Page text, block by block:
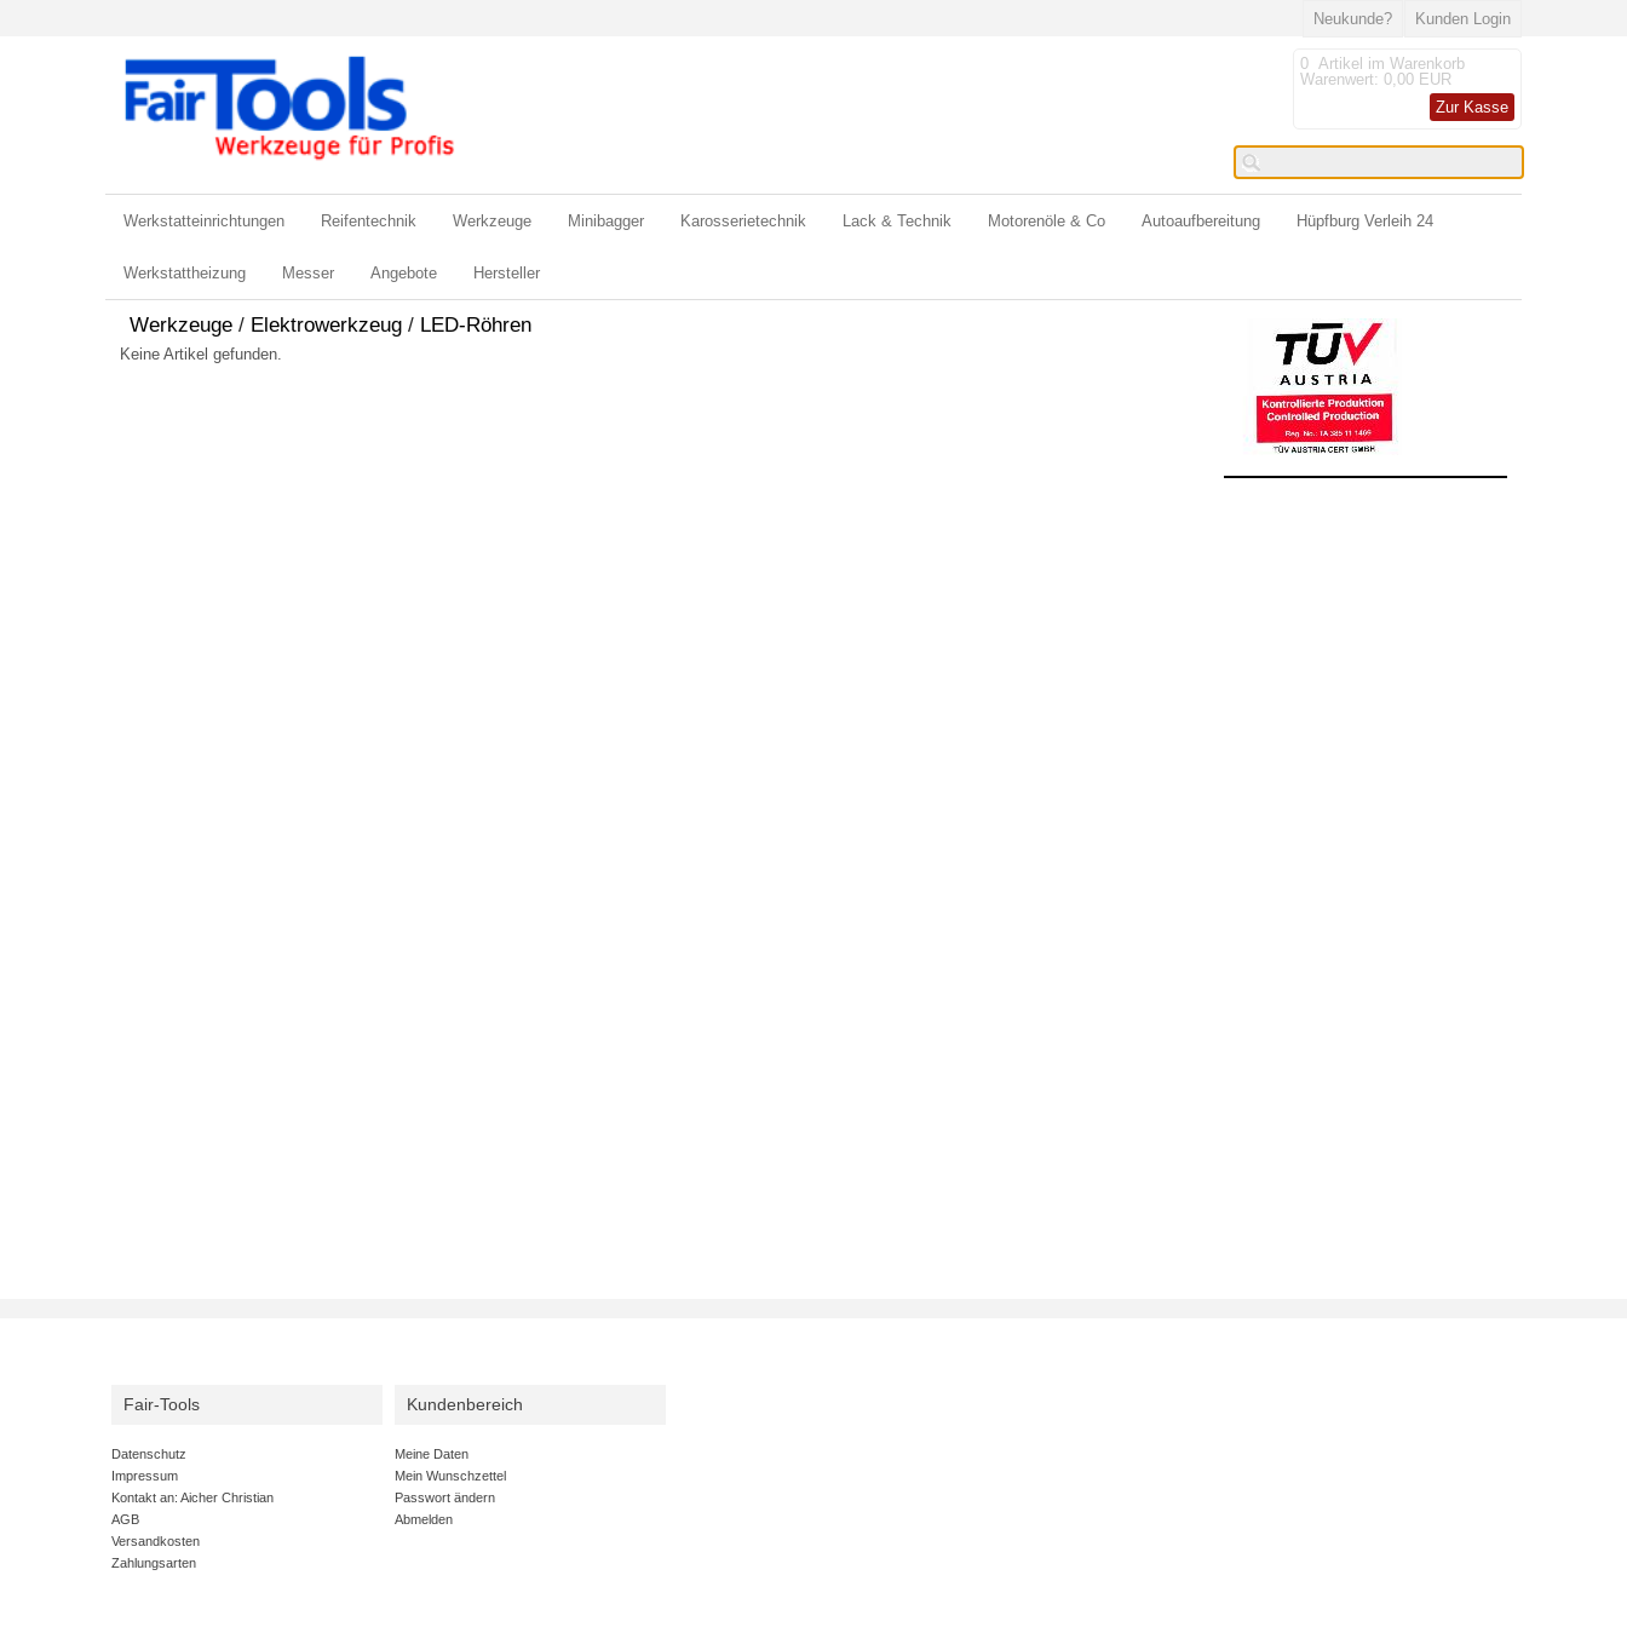
Kunden Login
Neukunde?
0 Artikel im Warenkorb
Warenwert: 0,00 EUR
Zur Kasse
Werkstatteinrichtungen Reifentechnik Werkzeuge Minibagger Karosserietechnik Lack & Technik Motorenöle & Co Autoaufbereitung Hüpfburg Verleih 24
Werkstattheizung Messer Angebote Hersteller
Werkzeuge/ Elektrowerkzeug/ LED-Röhren
Keine Artikel gefunden.
Fair-Tools
Datenschutz
Impressum
Kontakt an: Aicher Christian
AGB
Versandkosten
Zahlungsarten
Kundenbereich
Meine Daten
Mein Wunschzettel
Passwort ändern
Abmelden